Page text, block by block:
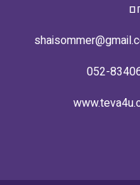
052-